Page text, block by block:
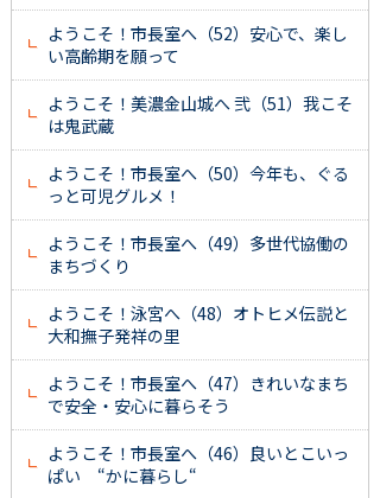
ようこそ！市長室へ（52）安心で、楽し
い高齢期を願って
ようこそ！美濃金山城へ 弐（51）我こそ
は鬼武蔵
ようこそ！市長室へ（50）今年も、ぐる
っと可児グルメ！
ようこそ！市長室へ（49）多世代協働の
まちづくり
ようこそ！泳宮へ（48）オトヒメ伝説と
大和撫子発祥の里
ようこそ！市長室へ（47）きれいなまち
で安全・安心に暮らそう
ようこそ！市長室へ（46）良いとこいっ
ぱい “かに暮らし“